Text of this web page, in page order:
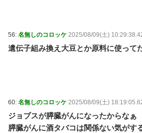
56: 名無しのコロッケ 2025/08/09(土)
遺伝子組み換え大豆とか原料に使って
60: 名無しのコロッケ 2025/08/09(土)
ジョブスが膵臓がんになったからなぁ
膵臓がんに酒タバコは関係ない気がす